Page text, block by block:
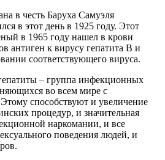
в честь Баруха Самуэля
в этот день в 1925 году. Этот
в 1965 году нашел в крови
антиген к вирусу гепатита В и
соответствующего вируса.
– группа инфекционных
во всем мире с
способствуют и увеличение
процедур, и значительная
наркомании, и все
поведения людей, и